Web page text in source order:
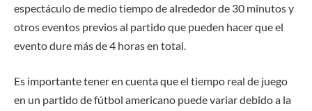
espectáculo de medio tiempo de alrededor de 30 minutos y
otros eventos previos al partido que pueden hacer que el
evento dure más de 4 horas en total.
Es importante tener en cuenta que el tiempo real de juego
en un partido de fútbol americano puede variar debido a la